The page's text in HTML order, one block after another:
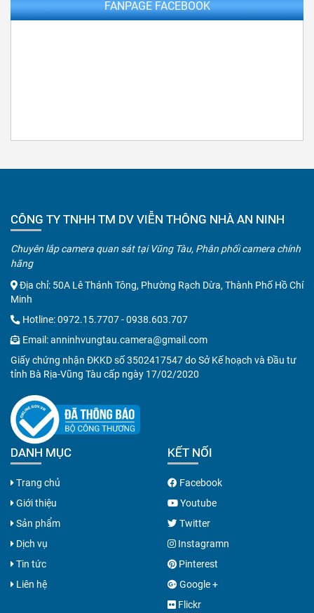
FANPAGE FACEBOOK
CÔNG TY TNHH TM DV VIỄN THÔNG NHÀ AN NINH
Chuyên lắp camera quan sát tại Vũng Tàu, Phân phối camera chính
hãng
Địa chỉ: 50A Lê Thánh Tông, Phường Rạch Dừa, Thành Phố Hồ Chí
Minh
Hotline:0972.15.7707-0938.603.707
Email:anninhvungtau.camera@gmail.com
Giấy chứng nhận ĐKKD số 3502417547 do Sở Kế hoạch và Đầu tư
tỉnh Bà Rịa-Vũng Tàu cấp ngày 17/02/2020
DANH MỤC
Trang chủ
Giới thiệu
Sản phẩm
Dịch vụ
Tin tức
Liên hệ
KẾT NỐI
Facebook
Youtube
Twitter
Instagramn
Pinterest
Google +
Flickr